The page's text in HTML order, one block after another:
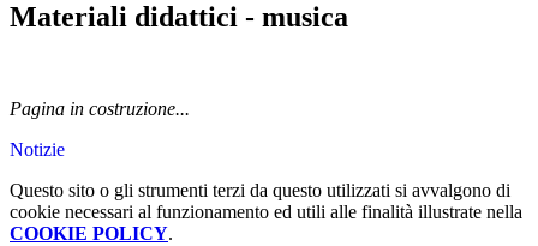
Materiali didattici - musica
Pagina in costruzione...
Notizie
Questo sito o gli strumenti terzi da questo utilizzati si avvalgono di
cookie necessari al funzionamento ed utili alle finalità illustrate nella
COOKIE POLICY.